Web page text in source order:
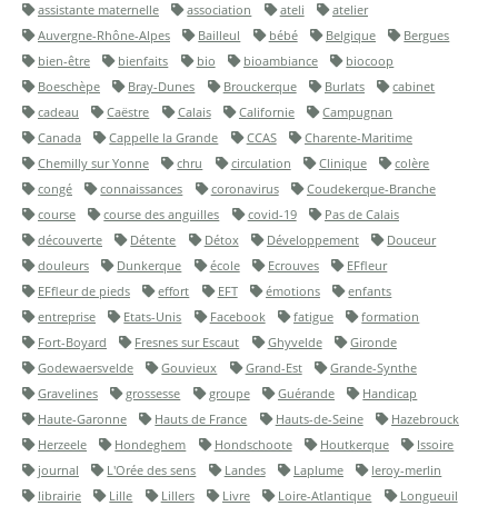
assistante maternelle
association ateli
atelier
Auvergne-Rhône-Alpes
Bailleul bébé Belgique
Bergues
bien-être
bienfaits bio bioambiance
biocoop
Boeschèpe
Bray-Dunes Brouckerque Burlats
cabinet
cadeau
Caëstre Calais Californie
Campugnan
Canada
Cappelle la Grande CCAS
Charente-Maritime
Chemilly sur Yonne
chru circulation Clinique
colère
congé
connaissances coronavirus
Coudekerque-Branche
course
course des anguilles covid-19
Pas de Calais
découverte
Détente Détox Développement
Douceur
douleurs
Dunkerque école Ecrouves
EFfleur
EFfleur de pieds
effort EFT émotions
enfants
entreprise
Etats-Unis Facebook fatigue
formation
Fort-Boyard
Fresnes sur Escaut Ghyvelde
Gironde
Godewaersvelde
Gouvieux Grand-Est
Grande-Synthe
Gravelines
grossesse groupe Guérande
Handicap
Haute-Garonne
Hauts de France Hauts-de-Seine
Hazebrouck
Herzeele
Hondeghem Hondschoote Houtkerque
Issoire
journal
L'Orée des sens Landes Laplume
leroy-merlin
librairie
Lille Lillers Livre Loire-Atlantique
Longueuil